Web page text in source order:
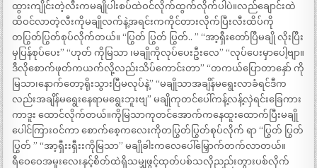
ထွားကျိုင်းတဲ့လီးကမချိုပါးစပ်ထဲဝင်လိုက်ထွက်လိုက်ပါပဲ။လည်ချောင်းထဲ
ထိဝင်လာတဲ့လီးကိုမချိုလက်နဲ့အရင်းကကိုင်တားလိုက်ပြီးလီးထိပ်ကို
တပြွတ်ပြွတ်စုပ်လိုက်တယ်။ “ပြွတ် ပြွတ် ပြွတ်.. ” “အာ့ရှီးတော်ပြီမချို လိုးပြီး
မှပြန်စုပ်ပေး” “ဟုတ် ကိုမြသာ ၊မချိုကိုလုပ်ပေးဦးလေ” “လုပ်ပေးမှာပေါ့ဗျာ။
ဒီလိုစောက်ဖုတ်ကယက်လို့လည်းသိပ်ကောင်းတာ” “တကယ်ပြောတာနှော် ကို
မြသာ၊နောက်တော့ရိုးသွားပြီမလုပ်နဲ့” “မချိုသာအချိန်မရွေးလာခံရင်ဒီက
လည်းအချိန်မရွေးနေရာမရွေးဘူးဗျ” မချိုကုတင်ပေါ်ကန့်လန့်လှဲရင်းခြေကား
ကာဒူး ထောင်လိုက်တယ်။ကိုမြသာကုတင်အောက်ကနေထူးထောက်ပြီးမချို
ပေါင်ကြားဝင်ကာ စောက်စေ့ကလေးကိုတပြွတ်ပြွတ်စုပ်လိုက် ရာ “ပြွတ် ပြွတ်
ပြွတ် ” “အာ့ရှီးးရှီးးကိုမြသာ” မချိုခါးကလေပေါ်မြှောက်တက်လာတယ်။
ရီဝေဝေအမူးလေးနှင့်စိတ်ထဲရှိသမျှဖွင့်ထုတ်ပစ်သလိုညည်းတွားပစ်လိုက်